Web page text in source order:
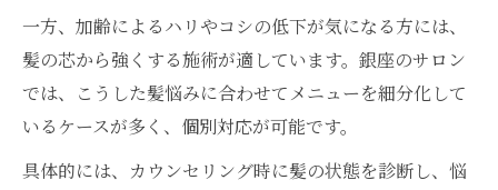
一方、加齢によるハリやコシの低下が気になる方には、
髪の芯から強くする施術が適しています。銀座のサロン
では、こうした髪悩みに合わせてメニューを細分化して
いるケースが多く、個別対応が可能です。
具体的には、カウンセリング時に髪の状態を診断し、悩